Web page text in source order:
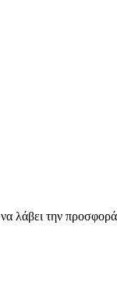
λάβει την